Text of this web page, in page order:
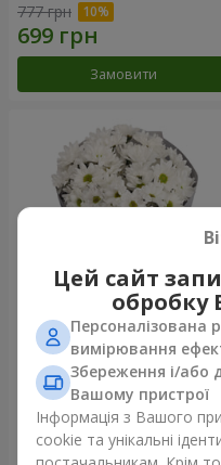
777 грн
Замовити
Букет "Кіото" з 5 білих
хризантем
999 грн
Замовити
Цей сайт
Персоналізована
вимірювання
Збереження і/або
Вашому пристрої
Інформація з Вашого
cookie та унікальні